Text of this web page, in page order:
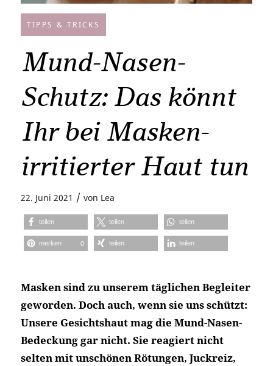
TIPPS & TRICKS
Mund-Nasen-
Schutz: Das könnt
Ihr bei Masken-
irritierter Haut tun
22. Juni 2021 / von Lea
teilen teilen teilen
merken 0 teilen teilen
Masken sind zu unserem täglichen Begleiter
geworden. Doch auch, wenn sie uns schützt:
Unsere Gesichtshaut mag die Mund-Nasen-
Bedeckung gar nicht. Sie reagiert nicht
selten mit unschönen Rötungen, Juckreiz,